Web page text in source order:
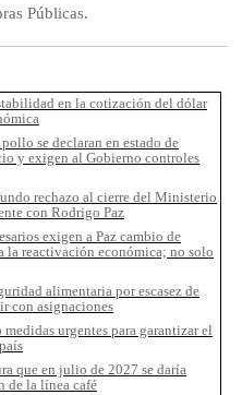
Públicas.
en la cotización del dólar
se declaran en estado de
y exigen al Gobierno controles
rechazo al cierre del Ministerio
con Rodrigo Paz
exigen a Paz cambio de
la reactivación económica; no solo
alimentaria por escasez de
con asignaciones
urgentes para garantizar el
que en julio de 2027 se daría
de la línea café